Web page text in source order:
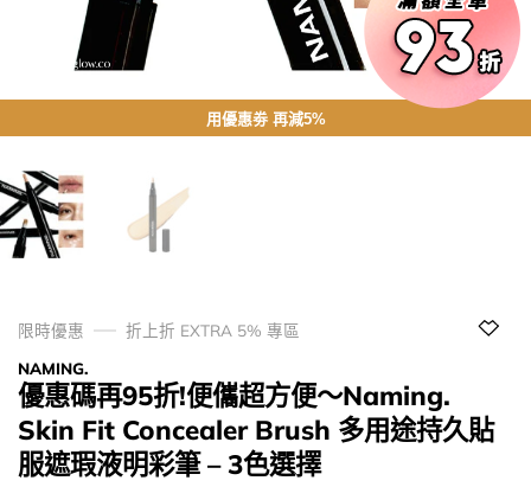
用優惠劵 再減5%
限時優惠
折上折 EXTRA 5% 專區
NAMING.
優惠碼再95折!便儶超方便～Naming.
Skin Fit Concealer Brush 多用途持久貼
服遮瑕液明彩筆 – 3色選擇